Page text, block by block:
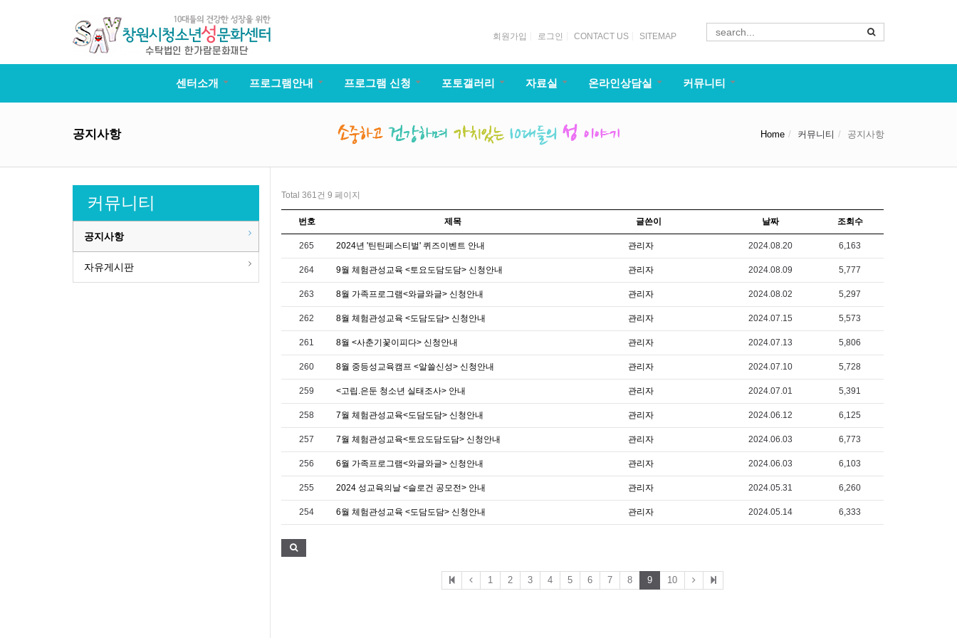
회원가입 로그인 CONTACT US SITEMAP
센터소개 프로그램안내 프로그램 신청 포토갤러리 자료실 온라인상담실 커뮤니티
공지사항 Home 커뮤니티 공지사항
커뮤니티
공지사항
자유게시판
Total 361건 9 페이지
번호 제목 글쓴이 날짜 조회수
265 2024년 '틴틴페스티벌' 퀴즈이벤트 안내 관리자 2024.08.20 6,163
264 9월 체험관성교육 <토요도담도담> 신청안내 관리자 2024.08.09 5,777
263 8월 가족프로그램<와글와글> 신청안내 관리자 2024.08.02 5,297
262 8월 체험관성교육 <도담도담> 신청안내 관리자 2024.07.15 5,573
261 8월 <사춘기꽃이피다> 신청안내 관리자 2024.07.13 5,806
260 8월 중등성교육캠프 <알쓸신성> 신청안내 관리자 2024.07.10 5,728
259 <고립.은둔 청소년 실태조사> 안내 관리자 2024.07.01 5,391
258 7월 체험관성교육<도담도담> 신청안내 관리자 2024.06.12 6,125
257 7월 체험관성교육<토요도담도담> 신청안내 관리자 2024.06.03 6,773
256 6월 가족프로그램<와글와글> 신청안내 관리자 2024.06.03 6,103
255 2024 성교육의날 <슬로건 공모전> 안내 관리자 2024.05.31 6,260
254 6월 체험관성교육 <도담도담> 신청안내 관리자 2024.05.14 6,333
1 2 3 4 5 6 7 8 9 10